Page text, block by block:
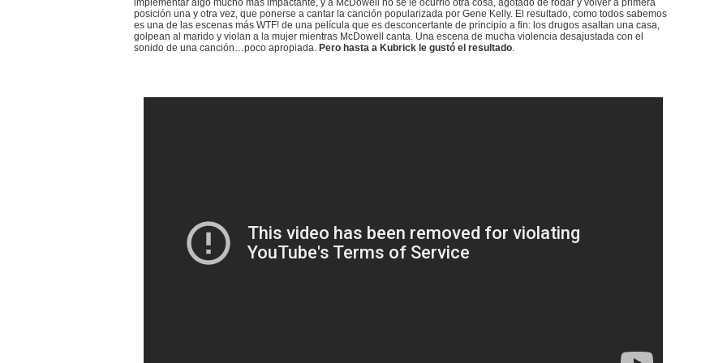
implementar algo mucho más impactante, y a McDowell no se le ocurrió otra cosa, agotado de rodar y volver a primera
posición una y otra vez, que ponerse a cantar la canción popularizada por Gene Kelly. El resultado, como todos sabemos
es una de las escenas más WTF! de una película que es desconcertante de principio a fin: los drugos asaltan una casa,
golpean al marido y violan a la mujer mientras McDowell canta. Una escena de mucha violencia desajustada con el
sonido de una canción…poco apropiada. Pero hasta a Kubrick le gustó el resultado.